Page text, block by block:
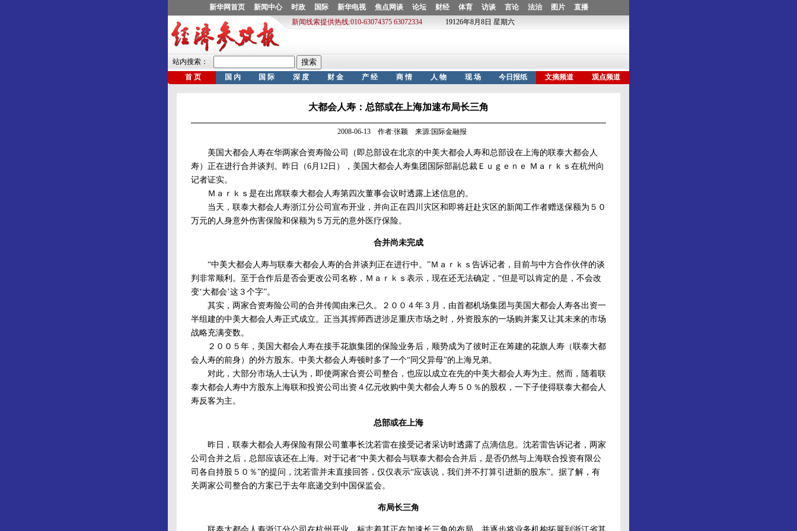
大都会人寿：总部或在上海加速布局长三角
2008-06-13 作者:张颖 来源:国际金融报
美国大都会人寿在华两家合资寿险公司（即总部设在北京的中美大都会人寿和总部设在上海的联泰大都会人
寿）正在进行合并谈判。昨日（6月12日），美国大都会人寿集团国际部副总裁Ｅｕｇｅｎｅ Ｍａｒｋｓ在杭州向
记者证实。
Ｍａｒｋｓ是在出席联泰大都会人寿第四次董事会议时透露上述信息的。
当天，联泰大都会人寿浙江分公司宣布开业，并向正在四川灾区和即将赶赴灾区的新闻工作者赠送保额为５０
万元的人身意外伤害保险和保额为５万元的意外医疗保险。
合并尚未完成
“中美大都会人寿与联泰大都会人寿的合并谈判正在进行中。”Ｍａｒｋｓ告诉记者，目前与中方合作伙伴的谈
判非常顺利。至于合作后是否会更改公司名称，Ｍａｒｋｓ表示，现在还无法确定，“但是可以肯定的是，不会改
变‘大都会’这３个字”。
其实，两家合资寿险公司的合并传闻由来已久。２００４年３月，由首都机场集团与美国大都会人寿各出资一
半组建的中美大都会人寿正式成立。正当其挥师西进涉足重庆市场之时，外资股东的一场购并案又让其未来的市场
战略充满变数。
２００５年，美国大都会人寿在接手花旗集团的保险业务后，顺势成为了彼时正在筹建的花旗人寿（联泰大都
会人寿的前身）的外方股东。中美大都会人寿顿时多了一个“同父异母”的上海兄弟。
对此，大部分市场人士认为，即使两家合资公司整合，也应以成立在先的中美大都会人寿为主。然而，随着联
泰大都会人寿中方股东上海联和投资公司出资４亿元收购中美大都会人寿５０％的股权，一下子使得联泰大都会人
寿反客为主。
总部或在上海
昨日，联泰大都会人寿保险有限公司董事长沈若雷在接受记者采访时透露了点滴信息。沈若雷告诉记者，两家
公司合并之后，总部应该还在上海。对于记者“中美大都会与联泰大都会合并后，是否仍然与上海联合投资有限公
司各自持股５０％”的提问，沈若雷并未直接回答，仅仅表示“应该说，我们并不打算引进新的股东”。据了解，有
关两家公司整合的方案已于去年底递交到中国保监会。
布局长三角